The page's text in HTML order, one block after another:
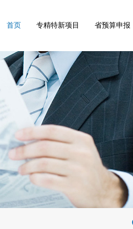
首页 专精特新项目 省预算申报